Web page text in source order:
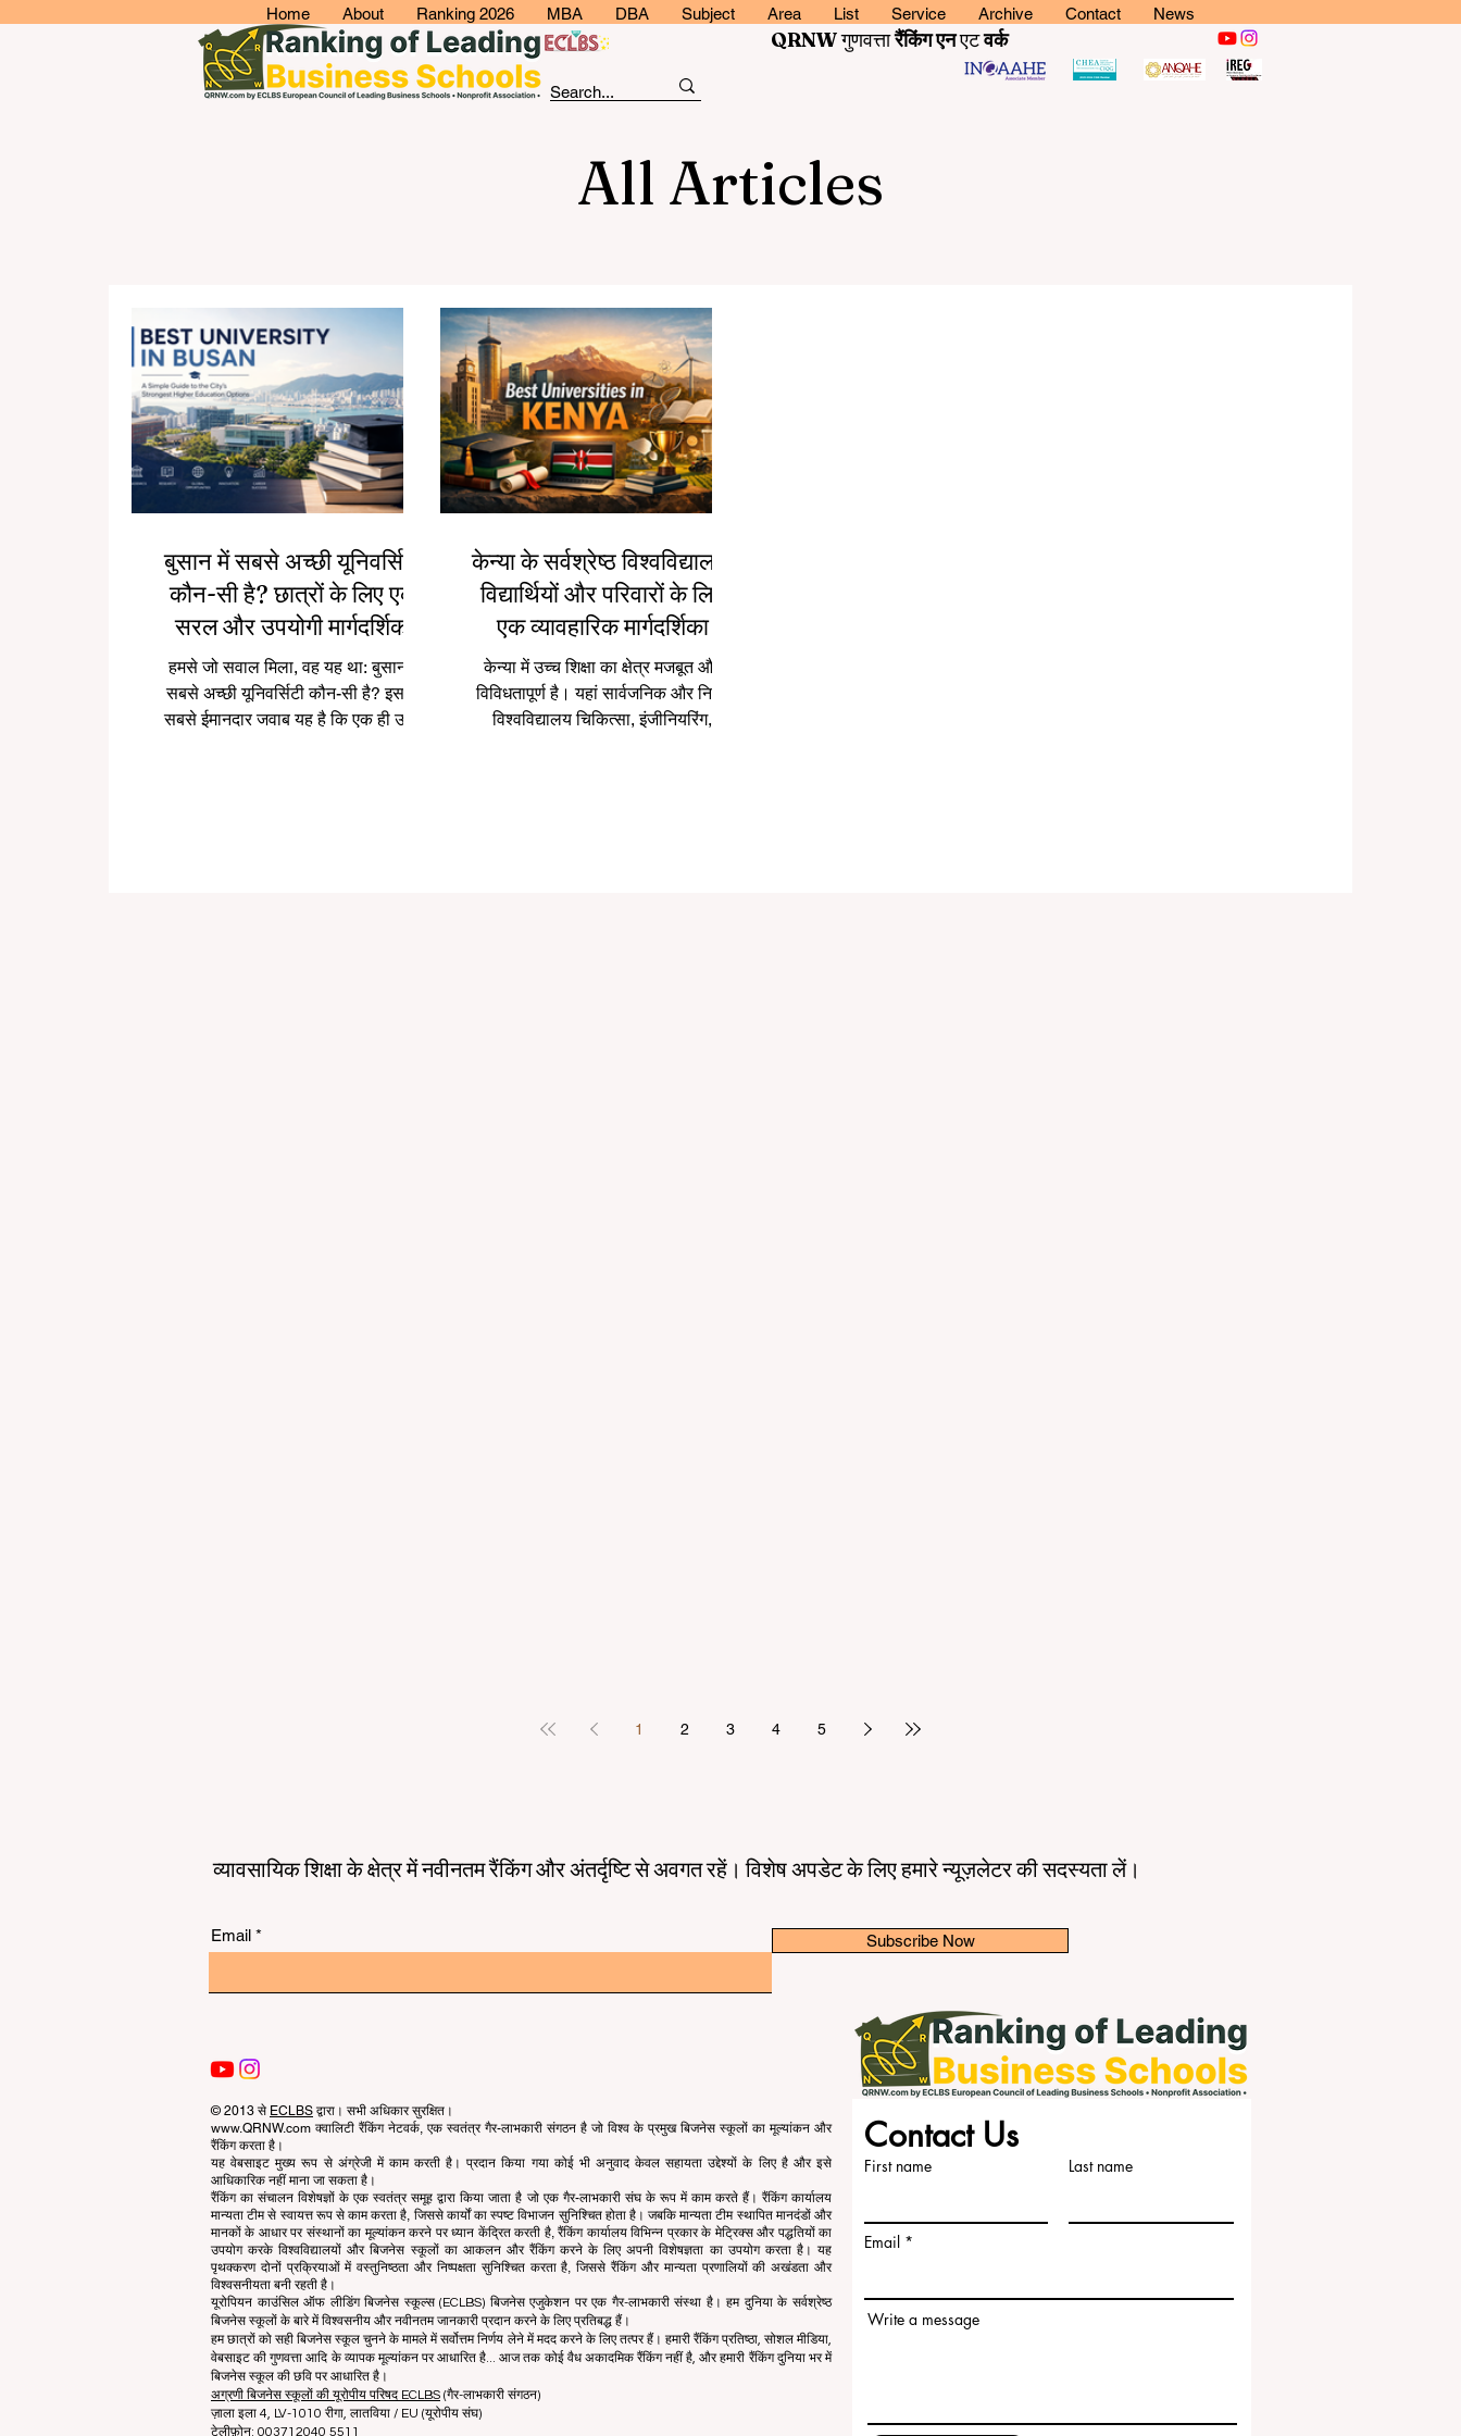
Home About Ranking 2026 MBA DBA Subject Area List Service Archive Contact News
QRNWगुणवत्तारैंकिंगएनएटवर्क
All Articles
बुसान में सबसे अच्छी यूनिवर्सिटी
कौन-सी है? छात्रों के लिए एक
सरल और उपयोगी मार्गदर्शिका
हमसे जो सवाल मिला, वह यह था: बुसान में
सबसे अच्छी यूनिवर्सिटी कौन-सी है? इसका
सबसे ईमानदार जवाब यह है कि एक ही उत्तर
केन्या के सर्वश्रेष्ठ विश्वविद्यालय:
विद्यार्थियों और परिवारों के लिए
एक व्यावहारिक मार्गदर्शिका
केन्या में उच्च शिक्षा का क्षेत्र मजबूत और
विविधतापूर्ण है। यहां सार्वजनिक और निजी
विश्वविद्यालय चिकित्सा, इंजीनियरिंग,
1 2 3 4 5
व्यावसायिक शिक्षा के क्षेत्र में नवीनतम रैंकिंग और अंतर्दृष्टि से अवगत रहें। विशेष अपडेट के लिए हमारे न्यूज़लेटर की सदस्यता लें।
Email Subscribe Now
© 2013 से ECLBS द्वारा। सभी अधिकार सुरक्षित।
www.QRNW.com क्वालिटी रैंकिंग नेटवर्क, एक स्वतंत्र गैर-लाभकारी संगठन है जो विश्व के प्रमुख बिजनेस स्कूलों का मूल्यांकन और
रैंकिंग करता है।
यह वेबसाइट मुख्य रूप से अंग्रेजी में काम करती है। प्रदान किया गया कोई भी अनुवाद केवल सहायता उद्देश्यों के लिए है और इसे
आधिकारिक नहीं माना जा सकता है।
रैंकिंग का संचालन विशेषज्ञों के एक स्वतंत्र समूह द्वारा किया जाता है जो एक गैर-लाभकारी संघ के रूप में काम करते हैं। रैंकिंग कार्यालय
मान्यता टीम से स्वायत्त रूप से काम करता है, जिससे कार्यों का स्पष्ट विभाजन सुनिश्चित होता है। जबकि मान्यता टीम स्थापित मानदंडों और
मानकों के आधार पर संस्थानों का मूल्यांकन करने पर ध्यान केंद्रित करती है, रैंकिंग कार्यालय विभिन्न प्रकार के मेट्रिक्स और पद्धतियों का
उपयोग करके विश्वविद्यालयों और बिजनेस स्कूलों का आकलन और रैंकिंग करने के लिए अपनी विशेषज्ञता का उपयोग करता है। यह
पृथक्करण दोनों प्रक्रियाओं में वस्तुनिष्ठता और निष्पक्षता सुनिश्चित करता है, जिससे रैंकिंग और मान्यता प्रणालियों की अखंडता और
विश्वसनीयता बनी रहती है।
यूरोपियन काउंसिल ऑफ लीडिंग बिजनेस स्कूल्स (ECLBS) बिजनेस एजुकेशन पर एक गैर-लाभकारी संस्था है। हम दुनिया के सर्वश्रेष्ठ
बिजनेस स्कूलों के बारे में विश्वसनीय और नवीनतम जानकारी प्रदान करने के लिए प्रतिबद्ध हैं।
हम छात्रों को सही बिजनेस स्कूल चुनने के मामले में सर्वोत्तम निर्णय लेने में मदद करने के लिए तत्पर हैं। हमारी रैंकिंग प्रतिष्ठा, सोशल मीडिया,
वेबसाइट की गुणवत्ता आदि के व्यापक मूल्यांकन पर आधारित है... आज तक कोई वैध अकादमिक रैंकिंग नहीं है, और हमारी रैंकिंग दुनिया भर में
बिजनेस स्कूल की छवि पर आधारित है।
अग्रणी बिजनेस स्कूलों की यूरोपीय परिषद ECLBS (गैर-लाभकारी संगठन)
ज़ाला इला 4, LV-1010 रीगा, लातविया / EU (यूरोपीय संघ)
टेलीफ़ोन: 003712040 5511
Contact Us
First name Last name
Email
Write a message